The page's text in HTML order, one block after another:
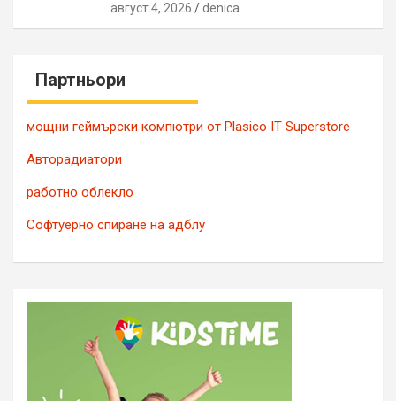
август 4, 2026 denica
Партньори
мощни геймърски компютри от Plasico IT Superstore
Авторадиатори
работно облекло
Софтуерно спиране на адблу